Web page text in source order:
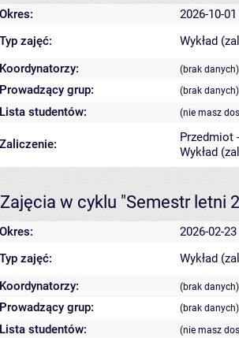
Okres: 2026-10-
Typ zajęć: Wykład
Koordynatorzy:
(brak danych)
Prowadzący grup: (brak danych)
Lista studentów: (nie masz
Zaliczenie:
Przedmiot
Wykład
Zajęcia w cyklu "Semestr letni
Okres: 2026-02-
Typ zajęć: Wykład
Koordynatorzy:
(brak danych)
Prowadzący grup: (brak danych)
Lista studentów: (nie masz